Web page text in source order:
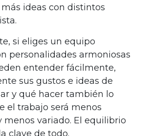
ideas con distintos
si eliges un equipo
personalidades armoniosas
entender fácilmente,
sus gustos e ideas de
y qué hacer también lo
el trabajo será menos
menos variado. El equilibrio
clave de todo.